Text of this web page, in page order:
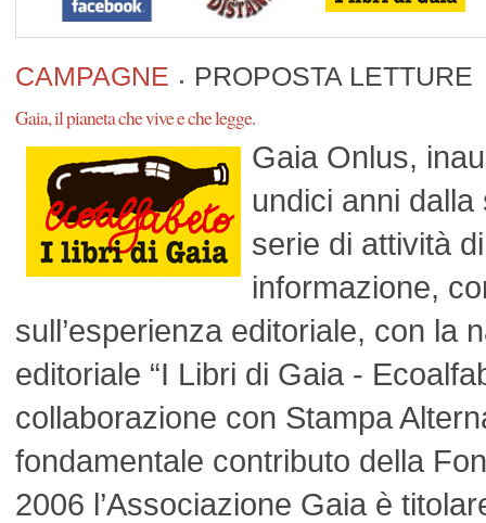
CAMPAGNE PROPOSTA LETTURE
Gaia, il pianeta che vive e che legge.
Gaia Onlus,
undici anni
serie di attività
informazione,
sull’esperienza editoriale, con la
editoriale “I Libri di Gaia -
collaborazione con Stampa
fondamentale contributo della
2006 l’Associazione Gaia è